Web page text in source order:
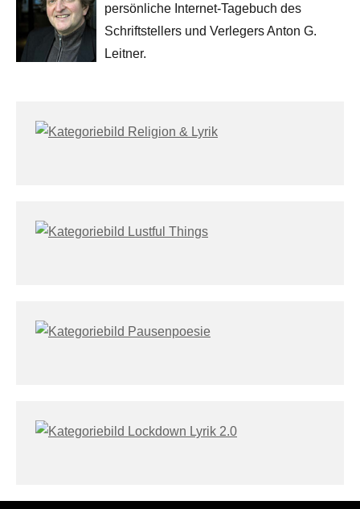
persönliche Internet-Tagebuch des
Schriftstellers und Verlegers Anton G.
Leitner.